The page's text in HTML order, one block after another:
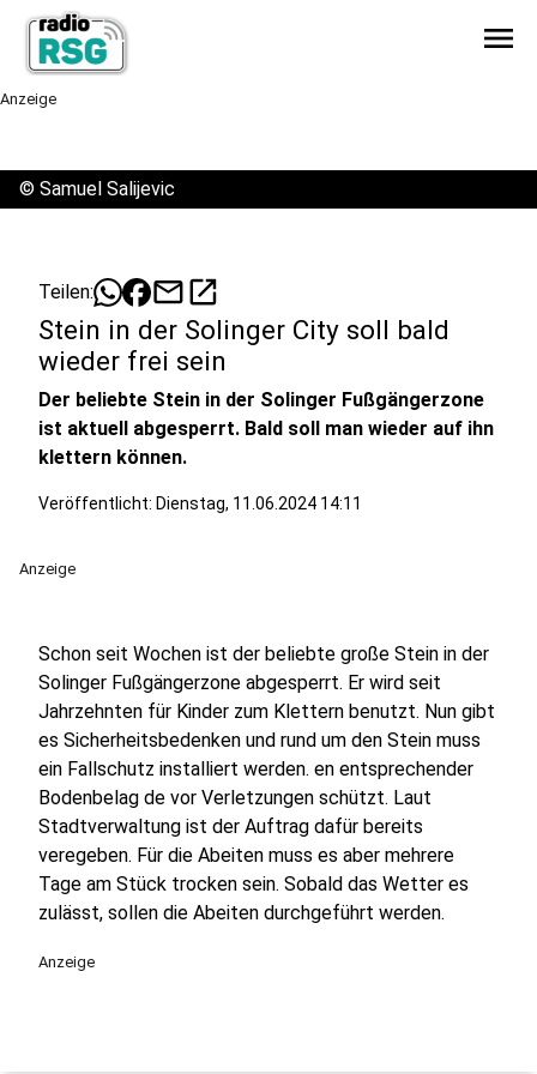
menu
Anzeige
© Samuel Salijevic
Teilen: mailopen_in_new
Stein in der Solinger City soll bald
wieder frei sein
Der beliebte Stein in der Solinger Fußgängerzone
ist aktuell abgesperrt. Bald soll man wieder auf ihn
klettern können.
Veröffentlicht: Dienstag, 11.06.2024 14:11
Anzeige
Schon seit Wochen ist der beliebte große Stein in der
Solinger Fußgängerzone abgesperrt. Er wird seit
Jahrzehnten für Kinder zum Klettern benutzt. Nun gibt
es Sicherheitsbedenken und rund um den Stein muss
ein Fallschutz installiert werden. en entsprechender
Bodenbelag de vor Verletzungen schützt. Laut
Stadtverwaltung ist der Auftrag dafür bereits
veregeben. Für die Abeiten muss es aber mehrere
Tage am Stück trocken sein. Sobald das Wetter es
zulässt, sollen die Abeiten durchgeführt werden.
Anzeige